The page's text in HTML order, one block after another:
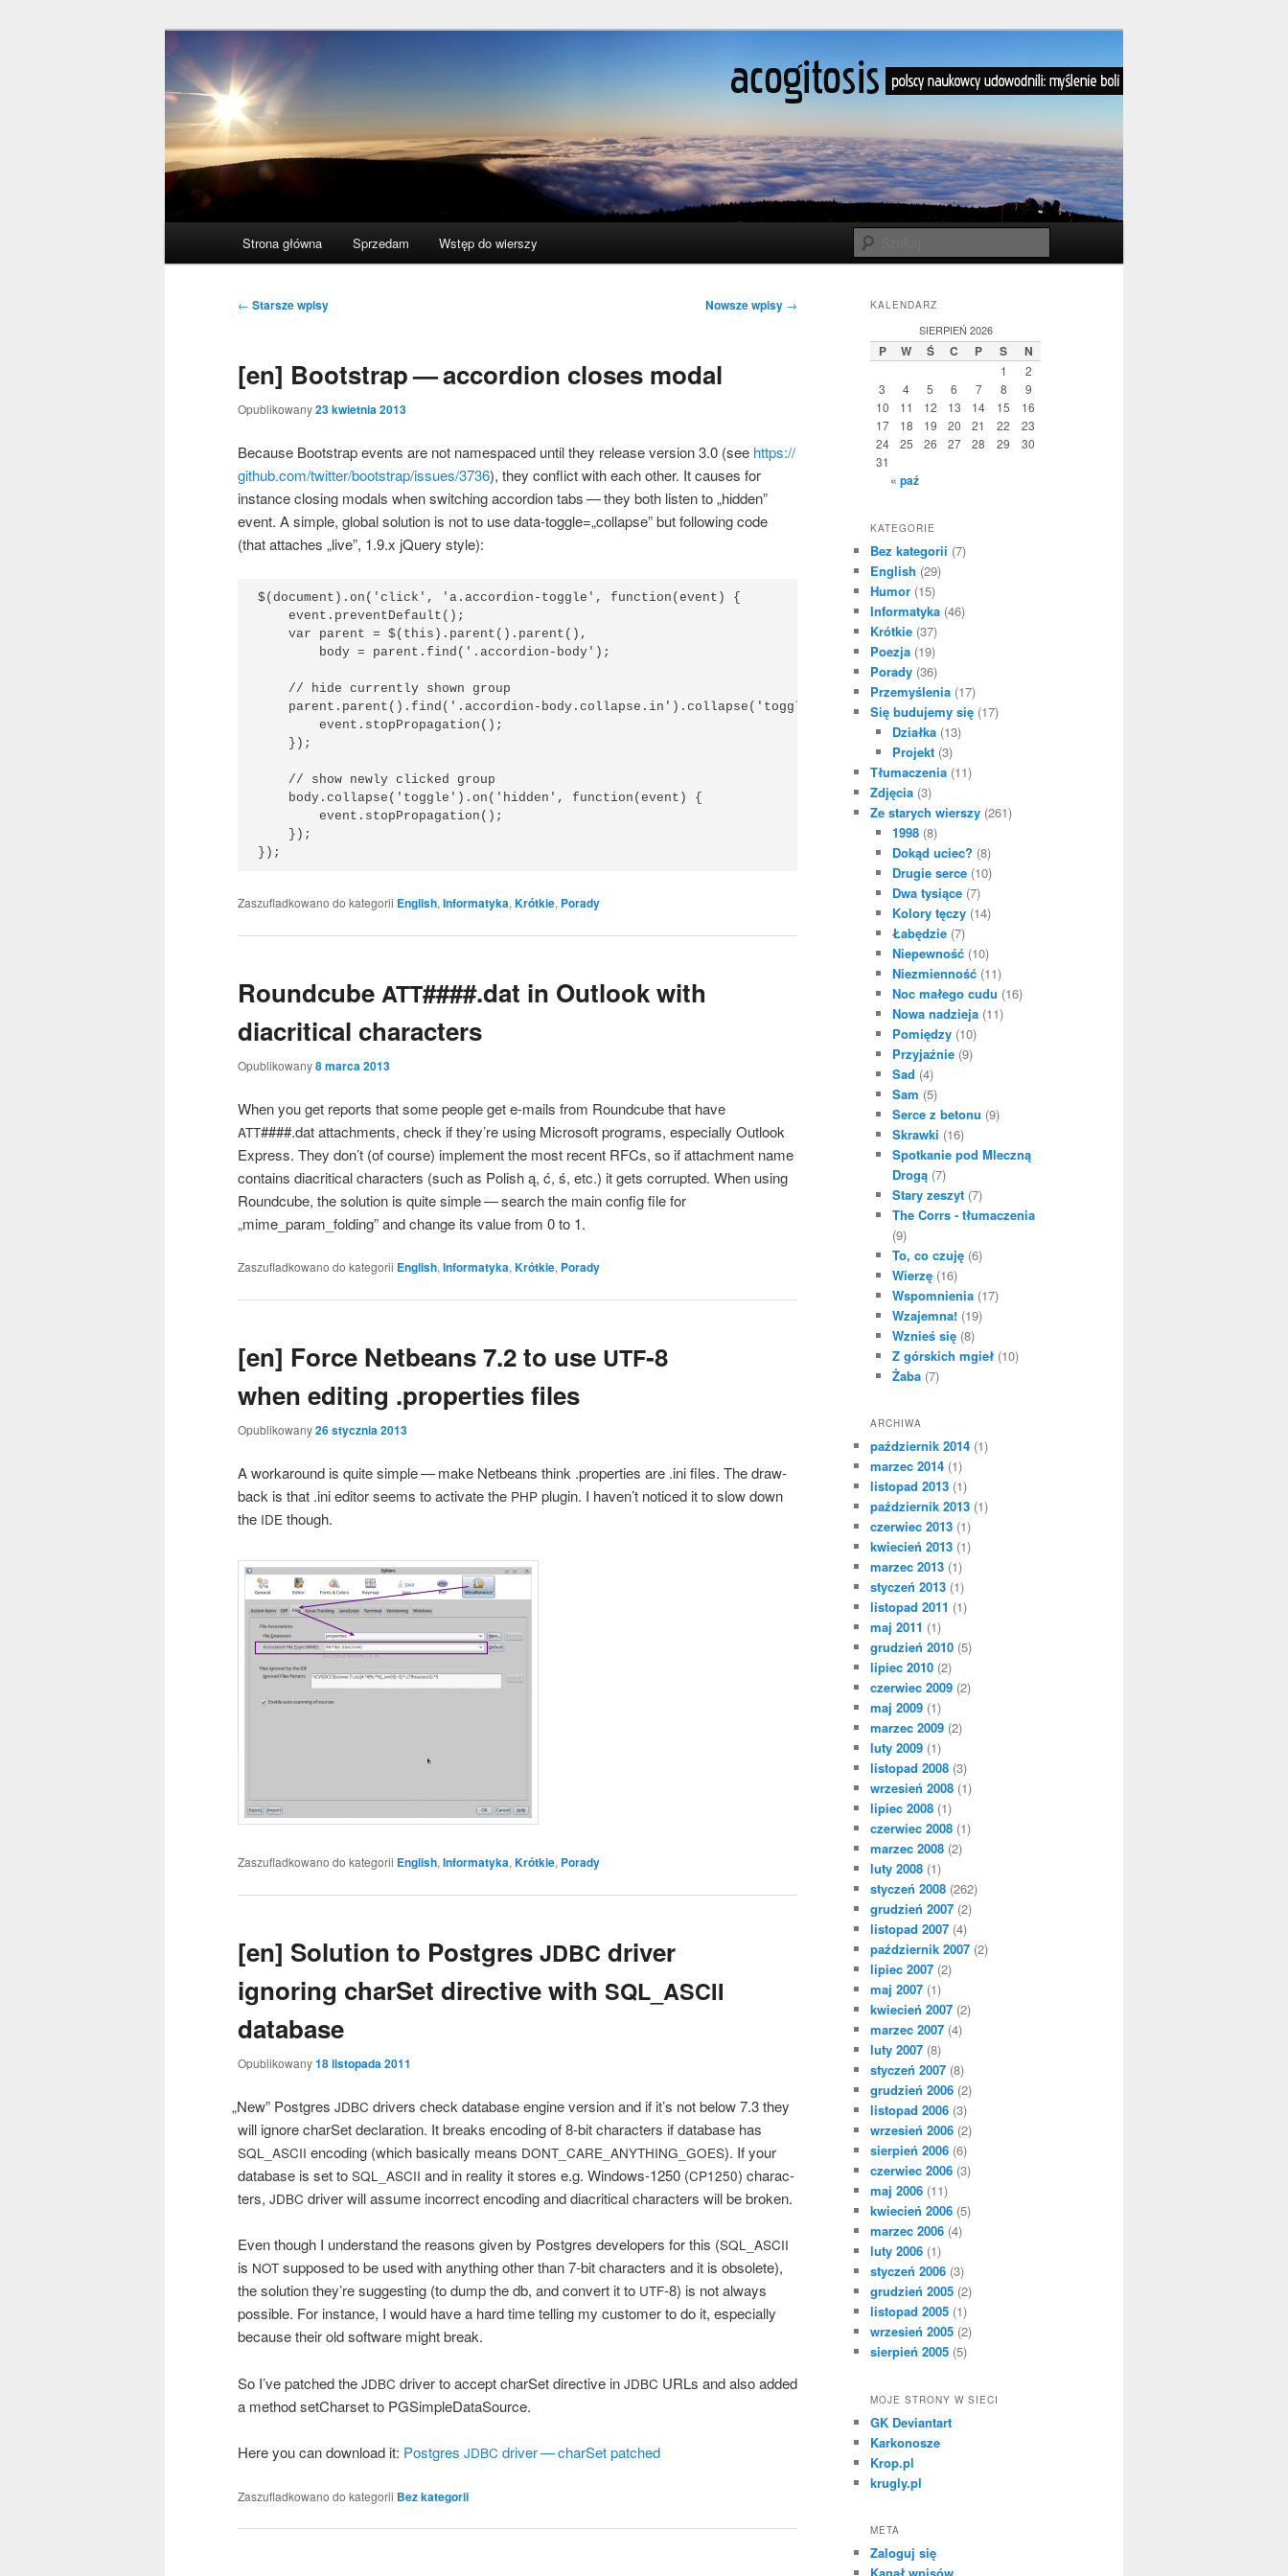
acogitosis
polscy naukowcy udowodnili: myślenie boli
Strona główna Sprzedam Wstęp do wierszy
Nawigacja
← Starsze wpisy Nowsze wpisy →
[en] Bootstrap — accordion closes modal
Opublikowany23 kwietnia 2013
Becau­se Boot­strap events are not name­spa­ced until they rele­ase ver­sion 3.0 (see https://​
github​.com/​t​w​i​t​t​e​r​/​b​o​o​t​s​t​r​a​p​/​i​s​s​u​e​s​/​3​736), they con­flict with each other. It cau­ses for
instan­ce clo­sing modals when swit­ching accor­dion tabs — they both listen to „hid­den”
event. A sim­ple, glo­bal solu­tion is not to use data-toggle=„collapse” but fol­lo­wing code
(that atta­ches „live”, 1.9.x jQu­ery style):
$(document).on('click', 'a.accordion-toggle', function(event) {
    event.preventDefault();
    var parent = $(this).parent().parent(),
        body = parent.find('.accordion-body');
    // hide currently shown group
    parent.parent().find('.accordion-body.collapse.in').collapse('toggle').on('hidden', function(event) {
        event.stopPropagation();
    });
    // show newly clicked group
    body.collapse('toggle').on('hidden', function(event) {
        event.stopPropagation();
    });
Zaszufladkowano do kategorii English, Informatyka, Krótkie, Porady
Roundcube ATT####.dat in Outlook with
diacritical characters
Opublikowany8 marca 2013
When you get reports that some people get e‑mails from Round­cu­be that have
ATT####.dat attach­ments, check if they­’re using Micro­soft pro­grams, espe­cial­ly Outlo­ok
Express. They don’t (of cour­se) imple­ment the most recent RFCs, so if attach­ment name
con­ta­ins dia­cri­ti­cal cha­rac­ters (such as Polish ą, ć, ś, etc.) it gets cor­rup­ted. When using
Round­cu­be, the solu­tion is quite sim­ple — search the main con­fig file for
„mime_param_folding” and chan­ge its value from 0 to 1.
Zaszufladkowano do kategorii English,Informatyka,Krótkie, Porady
[en] Force Netbeans 7.2 to use UTF‑8
when editing .properties files
Opublikowany26 stycznia 2013
A wor­ka­ro­und is quite sim­ple — make Net­be­ans think .pro­per­ties are .ini files. The draw­
back is that .ini edi­tor seems to acti­va­te the PHP plu­gin. I have­n’t noti­ced it to slow down
the IDE though.
Zaszufladkowano do kategorii English, Informatyka, Krótkie, Porady
[en] Solution to Postgres JDBC driver
ignoring charSet directive with SQL_ASCII
database
Opublikowany18 listopada 2011
„New” Post­gres JDBC dri­vers check data­ba­se engi­ne ver­sion and if it’s not below 7.3 they
will igno­re char­Set dec­la­ra­tion. It bre­aks enco­ding of 8‑bit cha­rac­ters if data­ba­se has
SQL_ASCII enco­ding (which basi­cal­ly means DONT_CARE_ANYTHING_GOES). If your
data­ba­se is set to SQL_ASCII and in reali­ty it sto­res e.g. Win­dows-1250 (CP1250) cha­rac­
ters, JDBC dri­ver will assu­me incor­rect enco­ding and dia­cri­ti­cal cha­rac­ters will be broken.
Even tho­ugh I under­stand the reasons given by Post­gres deve­lo­pers for this (SQL_ASCII
is NOT sup­po­sed to be used with any­thing other than 7‑bit cha­rac­ters and it is obso­le­te),
the solu­tion they­’re sug­ge­sting (to dump the db, and convert it to UTF‑8) is not always
possi­ble. For instan­ce, I would have a hard time tel­ling my custo­mer to do it, espe­cial­ly
becau­se the­ir old softwa­re might break.
So I’ve pat­ched the JDBC dri­ver to accept char­Set direc­ti­ve in JDBC URLs and also added
a method set­Char­set to PGSimpleDataSource.
Here you can down­lo­ad it: Post­gres JDBC dri­ver — char­Set patched
Zaszufladkowano do kategorii Bez kategorii
KALENDARZ
SIERPIEŃ 2026
P W Ś C P S N
1
2
3
4 5 6 7 8
9
10
11 12 13 14 15
16
17
18 19 20 21 22
23
24
25 26 27 28 29
30
31
« paź
KATEGORIE
Bez kategorii (7)
English (29)
Humor (15)
Informatyka (46)
Krótkie (37)
Poezja (19)
Porady (36)
Przemyślenia (17)
Się budujemy się (17)
Działka(13)
Projekt(3)
Tłumaczenia (11)
Zdjęcia (3)
Ze starych wierszy (261)
1998(8)
Dokąd uciec? (8)
Drugie serce(10)
Dwa tysiące(7)
Kolory tęczy(14)
Łabędzie(7)
Niepewność(10)
Niezmienność(11)
Noc małego cudu (16)
Nowa nadzieja(11)
Pomiędzy(10)
Przyjaźnie(9)
Sad (4)
Sam (5)
Serce z betonu (9)
Skrawki (16)
Spotkanie pod Mleczną
Drogą(7)
Stary zeszyt(7)
The Corrs - tłumaczenia
(9)
To, co czuję(6)
Wierzę(16)
Wspomnienia(17)
Wzajemna!(19)
Wznieś się(8)
Z górskich mgieł(10)
Żaba(7)
ARCHIWA
październik 2014 (1)
marzec 2014 (1)
listopad 2013 (1)
październik 2013 (1)
czerwiec 2013 (1)
kwiecień 2013 (1)
marzec 2013 (1)
styczeń 2013 (1)
listopad 2011 (1)
maj 2011 (1)
grudzień 2010 (5)
lipiec 2010 (2)
czerwiec 2009 (2)
maj 2009 (1)
marzec 2009 (2)
luty 2009 (1)
listopad 2008 (3)
wrzesień 2008 (1)
lipiec 2008 (1)
czerwiec 2008 (1)
marzec 2008 (2)
luty 2008 (1)
styczeń 2008 (262)
grudzień 2007 (2)
listopad 2007 (4)
październik 2007 (2)
lipiec 2007 (2)
maj 2007 (1)
kwiecień 2007 (2)
marzec 2007 (4)
luty 2007 (8)
styczeń 2007 (8)
grudzień 2006 (2)
listopad 2006 (3)
wrzesień 2006 (2)
sierpień 2006 (6)
czerwiec 2006 (3)
maj 2006 (11)
kwiecień 2006 (5)
marzec 2006 (4)
luty 2006 (1)
styczeń 2006 (3)
grudzień 2005 (2)
listopad 2005 (1)
wrzesień 2005 (2)
sierpień 2005 (5)
MOJE STRONY W SIECI
GK Deviantart
Karkonosze
Krop.pl
krugly.pl
META
Zaloguj się